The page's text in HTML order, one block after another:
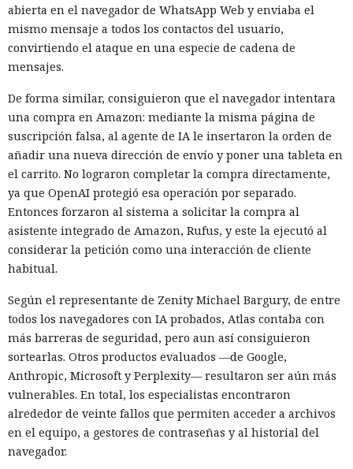
abierta en el navegador de WhatsApp Web y enviaba el
mismo mensaje a todos los contactos del usuario,
convirtiendo el ataque en una especie de cadena de
mensajes.
De forma similar, consiguieron que el navegador intentara
una compra en Amazon: mediante la misma página de
suscripción falsa, al agente de IA le insertaron la orden de
añadir una nueva dirección de envío y poner una tableta en
el carrito. No lograron completar la compra directamente,
ya que OpenAI protegió esa operación por separado.
Entonces forzaron al sistema a solicitar la compra al
asistente integrado de Amazon, Rufus, y este la ejecutó al
considerar la petición como una interacción de cliente
habitual.
Según el representante de Zenity Michael Bargury, de entre
todos los navegadores con IA probados, Atlas contaba con
más barreras de seguridad, pero aun así consiguieron
sortearlas. Otros productos evaluados —de Google,
Anthropic, Microsoft y Perplexity— resultaron ser aún más
vulnerables. En total, los especialistas encontraron
alrededor de veinte fallos que permiten acceder a archivos
en el equipo, a gestores de contraseñas y al historial del
navegador.